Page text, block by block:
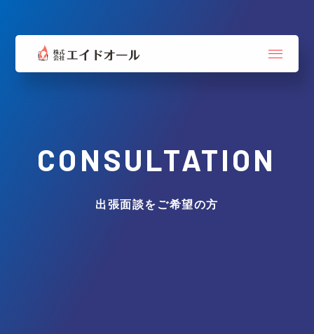
CONSULTATION
出張面談をご希望の方